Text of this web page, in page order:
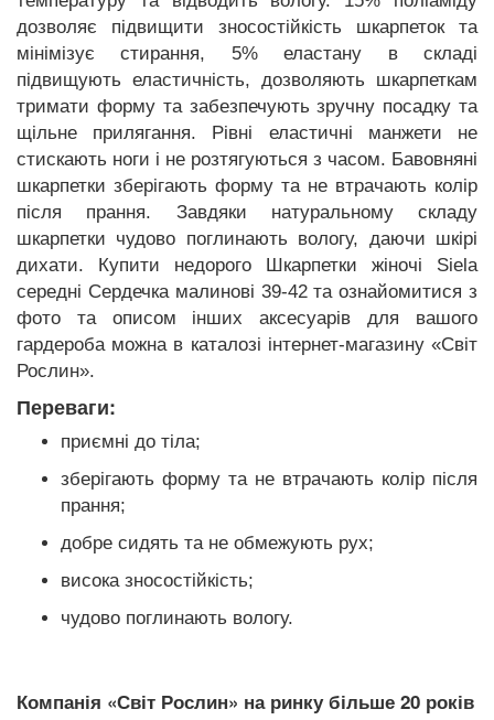
дозволяє підвищити зносостійкість шкарпеток та
мінімізує стирання, 5% еластану в складі
підвищують еластичність, дозволяють шкарпеткам
тримати форму та забезпечують зручну посадку та
щільне прилягання. Рівні еластичні манжети не
стискають ноги і не розтягуються з часом. Бавовняні
шкарпетки зберігають форму та не втрачають колір
після прання. Завдяки натуральному складу
шкарпетки чудово поглинають вологу, даючи шкірі
дихати. Купити недорого Шкарпетки жіночі Siela
середні Сердечка малинові 39-42 та ознайомитися з
фото та описом інших аксесуарів для вашого
гардероба можна в каталозі інтернет-магазину «Світ
Рослин».
Переваги:
приємні до тіла;
зберігають форму та не втрачають колір після
прання;
добре сидять та не обмежують рух;
висока зносостійкість;
чудово поглинають вологу.
Компанія «Світ Рослин» на ринку більше 20 років